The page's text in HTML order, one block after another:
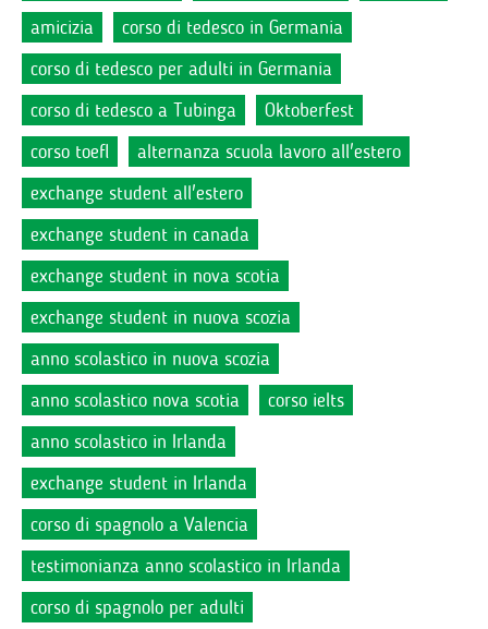
amicizia
corso di tedesco in Germania
corso di tedesco per adulti in Germania
corso di tedesco a Tubinga
Oktoberfest
corso toefl
alternanza scuola lavoro all'estero
exchange student all'estero
exchange student in canada
exchange student in nova scotia
exchange student in nuova scozia
anno scolastico in nuova scozia
anno scolastico nova scotia
corso ielts
anno scolastico in Irlanda
exchange student in Irlanda
corso di spagnolo a Valencia
testimonianza anno scolastico in Irlanda
corso di spagnolo per adulti